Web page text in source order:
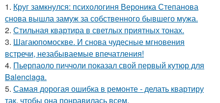
1. Круг замкнулся: психологиня Вероника Степанова
снова вышла замуж за собственного бывшего мужа.
2. Стильная квартира в светлых приятных тонах.
3. Шагаюпомоскве. И снова чудесные мгновения
встречи, незабываемые впечатления!
4. Пьерпаоло пиччоли показал свой первый кутюр для
Balenciaga.
5. Самая дорогая ошибка в ремонте - делать квартиру
так, чтобы она понравилась всем.